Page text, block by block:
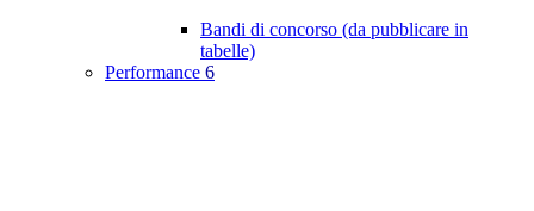
Bandi di concorso (da pubblicare in
tabelle)
Performance 6